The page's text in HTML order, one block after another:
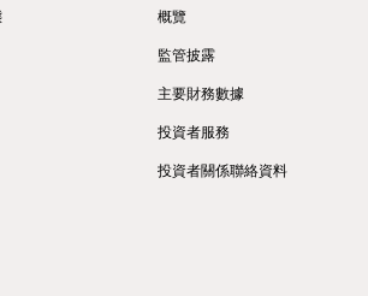
概覽
監管披露
主要財務數據
投資者服務
投資者關係聯絡資料